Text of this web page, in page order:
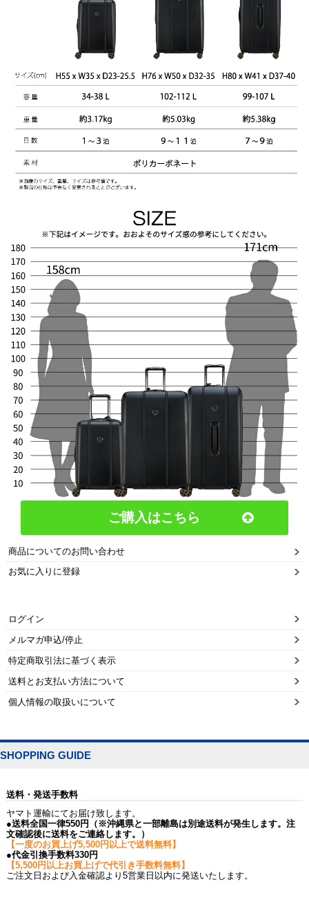
ご購入はこちら
商品についてのお問い合わせ
お気に入りに登録
ログイン
メルマガ申込/停止
特定商取引法に基づく表示
送料とお支払い方法について
個人情報の取扱いについて
SHOPPING GUIDE
送料・発送手数料
ヤマト運輸にてお届け致します。
●送料全国一律550円（※沖縄県と一部離島は別途送料が発生します。注
文確認後に送料をご連絡します。）
【一度のお買上げ5,500円以上で送料無料】
●代金引換手数料330円
【5,500円以上お買上げで代引き手数料無料】
ご注文日および入金確認より5営業日以内に発送いたします。